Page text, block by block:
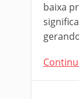
baixa